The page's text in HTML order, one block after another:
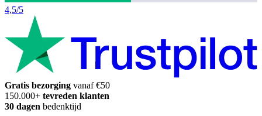
4,5/5
Gratis bezorging vanaf €50
150.000+ tevreden klanten
30 dagen bedenktijd